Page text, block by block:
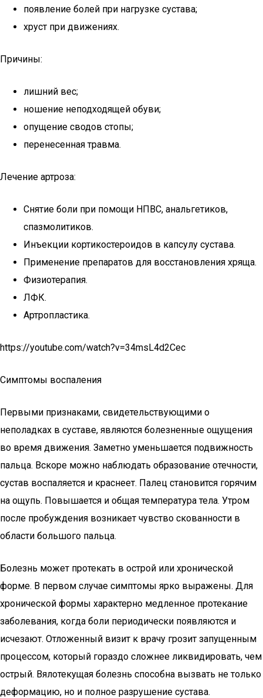
появление болей при нагрузке сустава;
хруст при движениях.
Причины:
лишний вес;
ношение неподходящей обуви;
опущение сводов стопы;
перенесенная травма.
Лечение артроза:
Снятие боли при помощи НПВС, анальгетиков,
спазмолитиков.
Инъекции кортикостероидов в капсулу сустава.
Применение препаратов для восстановления хряща.
Физиотерапия.
ЛФК.
Артропластика.
https://youtube.com/watch?v=34msL4d2Cec
Симптомы воспаления
Первыми признаками, свидетельствующими о
неполадках в суставе, являются болезненные ощущения
во время движения. Заметно уменьшается подвижность
пальца. Вскоре можно наблюдать образование отечности,
сустав воспаляется и краснеет. Палец становится горячим
на ощупь. Повышается и общая температура тела. Утром
после пробуждения возникает чувство скованности в
области большого пальца.
Болезнь может протекать в острой или хронической
форме. В первом случае симптомы ярко выражены. Для
хронической формы характерно медленное протекание
заболевания, когда боли периодически появляются и
исчезают. Отложенный визит к врачу грозит запущенным
процессом, который гораздо сложнее ликвидировать, чем
острый. Вялотекущая болезнь способна вызвать не только
деформацию, но и полное разрушение сустава.